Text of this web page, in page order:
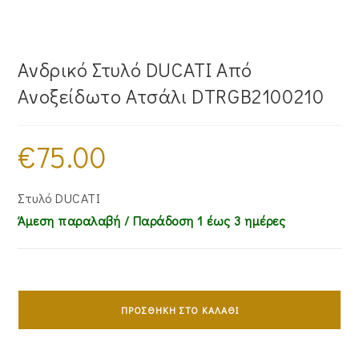
Ανδρικό Στυλό DUCATI Από
Ανοξείδωτο Ατσάλι DTRGB2100210
€75.00
Στυλό DUCATI
Άμεση παραλαβή / Παράδoση 1 έως 3 ημέρες
Ανδρικό
DUCATI
ΠΡΟΣΘΉΚΗ ΣΤΟ ΚΑΛΆΘΙ